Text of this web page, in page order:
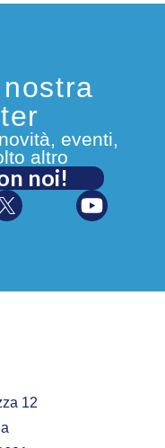
eventi,
altro
noi!
12